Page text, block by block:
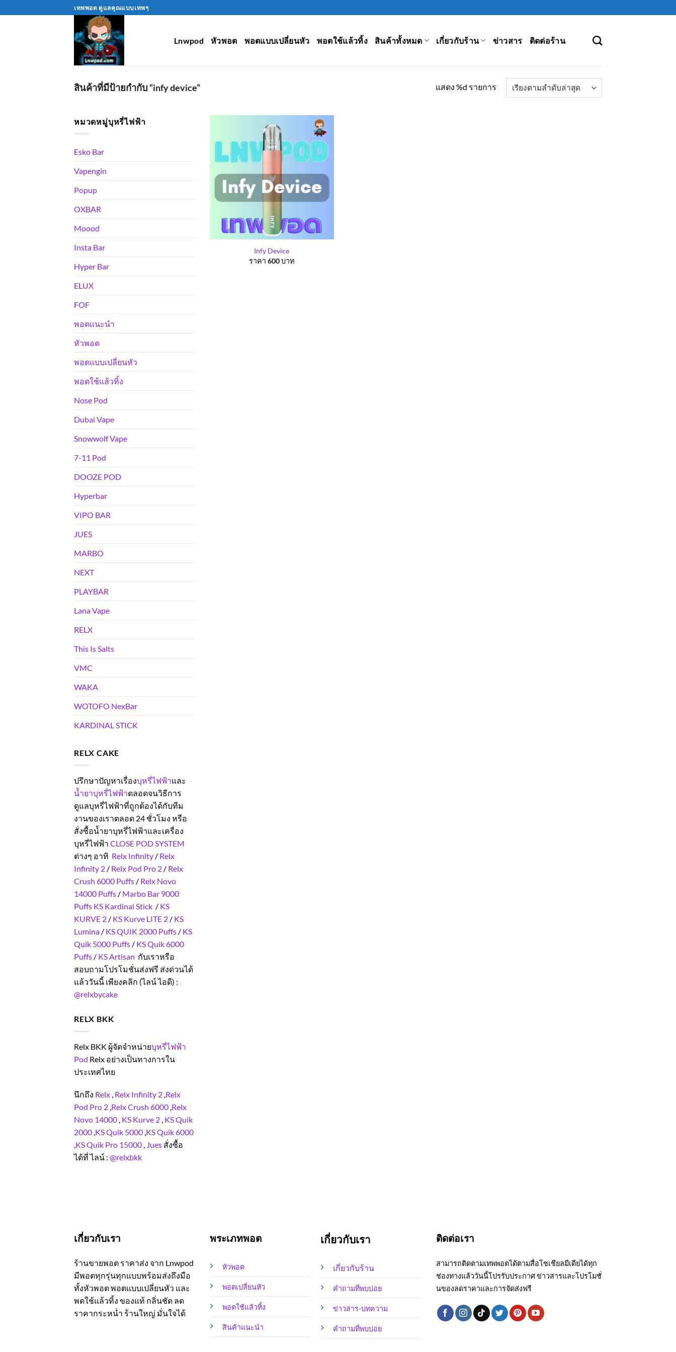
to
เทพพอต ดูแลคุณแบบเทพๆ
Lnwpod หัวพอต พอตแบบเปลี่ยนหัว พอตใช้แล้วทิ้ง สินค้าทั้งหมด เกี่ยวกับร้าน ข่าวสาร ติดต่อร้าน
สินค้าที่มีป้ายกำกับ “infy device” แสดง %d รายการ
หมวดหมู่บุหรี่ไฟฟ้า
Esko Bar
Vapengin
Popup
OXBAR
Moood
Insta Bar
Hyper Bar
ELUX
FOF
พอตแนะนำ
หัวพอต
พอตแบบเปลี่ยนหัว
พอตใช้แล้วทิ้ง
Nose Pod
Dubai Vape
Snowwolf Vape
7-11 Pod
DOOZE POD
Hyperbar
VIPO BAR
JUES
MARBO
NEXT
PLAYBAR
Lana Vape
RELX
This Is Salts
VMC
WAKA
WOTOFO NexBar
KARDINAL STICK
RELX CAKE
ปรึกษาปัญหาเรื่องบุหรี่ไฟฟ้าและ
น้ำยาบุหรี่ไฟฟ้าตลอดจนวิธีการ
ดูแลบุหรี่ไฟฟ้าที่ถูกต้องได้กับทีม
งานของเราตลอด 24 ชั่วโมง หรือ
สั่งซื้อน้ำยาบุหรี่ไฟฟ้าและเครื่อง
บุหรี่ไฟฟ้า CLOSE POD SYSTEM
ต่างๆ อาทิ Relx Infinity / Relx
Infinity 2 / Relx Pod Pro 2 / Relx
Crush 6000 Puffs / Relx Novo
14000 Puffs / Marbo Bar 9000
Puffs KS Kardinal Stick / KS
KURVE 2 / KS Kurve LITE 2 / KS
Lumina / KS QUIK 2000 Puffs / KS
Quik 5000 Puffs / KS Quik 6000
Puffs / KS Artisan กับเราหรือ
สอบถามโปรโมชั่นส่งฟรี ส่งด่วนได้
แล้ววันนี้ เพียงคลิก (ไลน์ ไอดี) :
@relxbycake
RELX BKK
Relx BKK ผู้จัดจำหน่ายบุหรี่ไฟฟ้า
Pod Relx อย่างเป็นทางการใน
ประเทศไทย
นึกถึง Relx , Relx Infinity 2 ,Relx
Pod Pro 2 ,Relx Crush 6000 ,Relx
Novo 14000 , KS Kurve 2 , KS Quik
2000 ,KS Quik 5000 ,KS Quik 6000
,KS Quik Pro 15000 , Jues สั่งซื้อ
ได้ที่ ไลน์ : @relxbkk
Infy Device
ราคา600บาท
เกี่ยวกับเรา
ร้านขายพอต ราคาส่ง จาก Lnwpod
มีพอตทุกรุ่นทุกแบบพร้อมส่งถึงมือ
ทั้งหัวพอต พอตแบบเปลี่ยนหัว และ
พตใช้แล้วทิ้ง ของแท้ กลิ่นชัด ลด
ราคากระหน่ำ ร้านใหญ่ มั่นใจได้
พระเภทพอต
หัวพอต
พอตเปลี่ยนหัว
พอตใช้แล้วทิ้ง
สินค้าแนะนำ
เกี่ยวกับเรา
เกี่ยวกับร้าน
คำถามที่พบบ่อย
ข่าวสาร-บทความ
คำถามที่พบบ่อย
ติดต่อเรา
สามารถติดตามเทพพอตได้ตามสื่อโซเชียลมีเดียได้ทุก
ช่องทางแล้ววันนี้โปรรับประกาศ ข่าวสารและโปรโมชั่
นของลดราคาและการจัดส่งฟรี